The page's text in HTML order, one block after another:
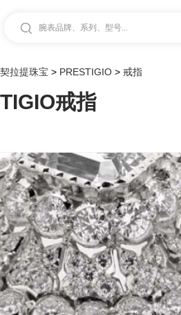
腕表品牌、系列、型号...
拉提珠宝 > PRESTIGIO > 戒指
戒指